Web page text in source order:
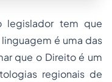
legislador tem que
é uma das
que o Direito é um
regionais de